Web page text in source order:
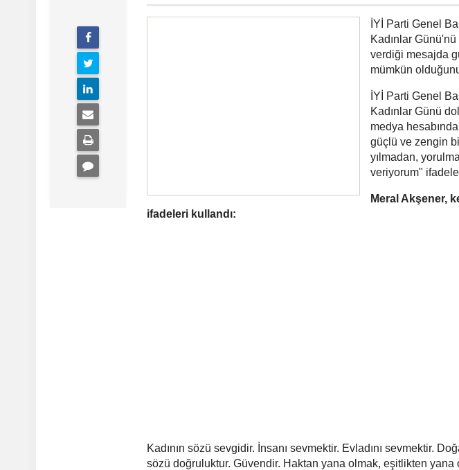
İYİ Parti Genel
Kadınlar
verdiği mesajda
mümkün
İYİ Parti Genel
Kadınlar Günü
medya
güçlü ve zengin
yılmadan,
veriyorum"
Meral Akşener,
ifadeleri kullandı:
Kadının sözü sevgidir. İnsanı sevmektir. Evladını sevmektir.
sözü doğruluktur. Güvendir. Haktan yana olmak, eşitlikten yana